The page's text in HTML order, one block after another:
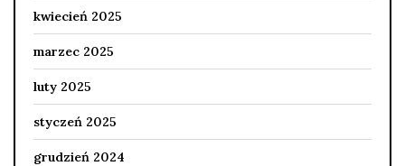
kwiecień 2025
marzec 2025
luty 2025
styczeń 2025
grudzień 2024